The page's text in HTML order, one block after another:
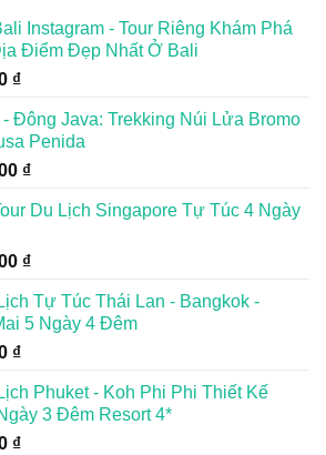
Instagram - Tour Riêng Khám Phá
Điểm Đẹp Nhất Ở Bali
₫
- Đông Java: Trekking Núi Lửa Bromo
Penida
₫
Du Lịch Singapore Tự Túc 4 Ngày
₫
Tự Túc Thái Lan - Bangkok -
5 Ngày 4 Đêm
₫
Phuket - Koh Phi Phi Thiết Kế
3 Đêm Resort 4*
₫